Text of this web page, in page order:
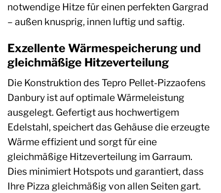
notwendige Hitze für einen perfekten Gargrad
– außen knusprig, innen luftig und saftig.
Exzellente Wärmespeicherung und
gleichmäßige Hitzeverteilung
Die Konstruktion des Tepro Pellet-Pizzaofens
Danbury ist auf optimale Wärmeleistung
ausgelegt. Gefertigt aus hochwertigem
Edelstahl, speichert das Gehäuse die erzeugte
Wärme effizient und sorgt für eine
gleichmäßige Hitzeverteilung im Garraum.
Dies minimiert Hotspots und garantiert, dass
Ihre Pizza gleichmäßig von allen Seiten gart.